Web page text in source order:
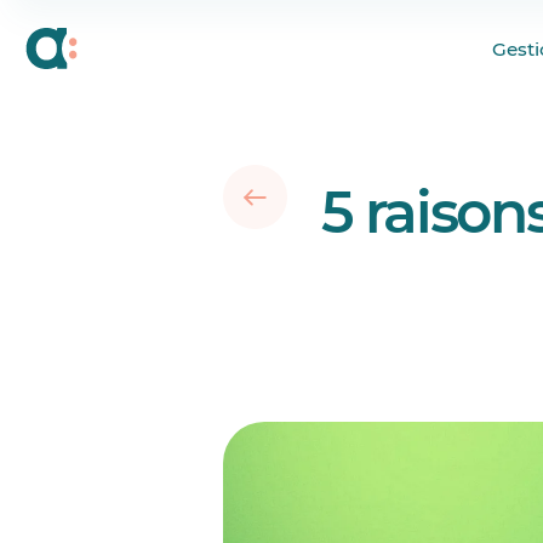
5
2. Votre horaire est
4. Vous textez ou
5. Votre horaire est